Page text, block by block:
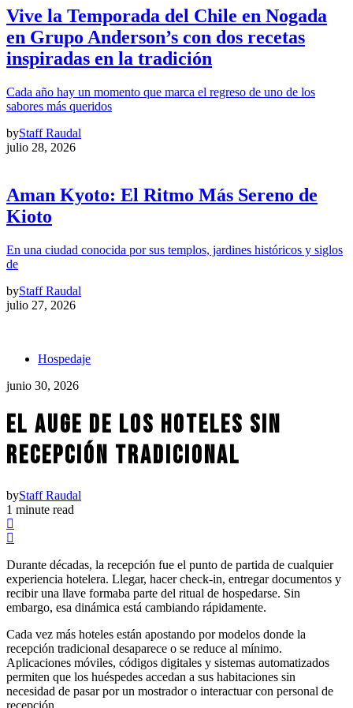
Vive la Temporada del Chile en Nogada
en Grupo Anderson’s con dos recetas
inspiradas en la tradición
Cada año hay un momento que marca el regreso de uno de los
sabores más queridos
byStaff Raudal
julio 28, 2026
Aman Kyoto: El Ritmo Más Sereno de
Kioto
En una ciudad conocida por sus templos, jardines históricos y siglos
de
byStaff Raudal
julio 27, 2026
Hospedaje
junio 30, 2026
EL AUGE DE LOS HOTELES SIN
RECEPCIÓN TRADICIONAL
byStaff Raudal
1 minute read
Durante décadas, la recepción fue el punto de partida de cualquier
experiencia hotelera. Llegar, hacer check-in, entregar documentos y
recibir una llave formaba parte del ritual de hospedarse. Sin
embargo, esa dinámica está cambiando rápidamente.
Cada vez más hoteles están apostando por modelos donde la
recepción tradicional desaparece o se reduce al mínimo.
Aplicaciones móviles, códigos digitales y sistemas automatizados
permiten que los huéspedes accedan a sus habitaciones sin
necesidad de pasar por un mostrador o interactuar con personal de
recepción.